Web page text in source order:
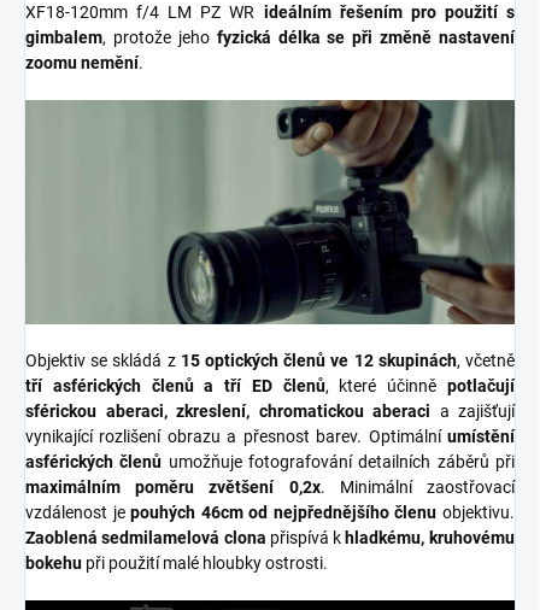
XF18-120mm f/4 LM PZ WR ideálním řešením pro použití s
gimbalem, protože jeho fyzická délka se při změně nastavení
zoomu nemění.
Objektiv se skládá z 15 optických členů ve 12 skupinách, včetně
tří asférických členů a tří ED členů, které účinněpotlačují
sférickou aberaci, zkreslení, chromatickou aberaci a zajišťují
vynikající rozlišení obrazu a přesnost barev. Optimální umístění
asférických členů umožňuje fotografování detailních záběrů při
maximálním poměru zvětšení 0,2x. Minimální zaostřovací
vzdálenost jepouhých 46cm od nejpřednějšího členu objektivu.
Zaoblená sedmilamelová clona přispívá k hladkému, kruhovému
bokehu při použití malé hloubky ostrosti.